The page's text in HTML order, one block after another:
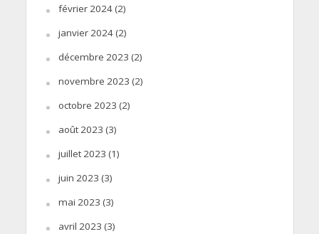
février 2024(2)
janvier 2024(2)
décembre 2023 (2)
novembre 2023 (2)
octobre 2023 (2)
août 2023 (3)
juillet 2023 (1)
juin 2023 (3)
mai 2023 (3)
avril 2023 (3)